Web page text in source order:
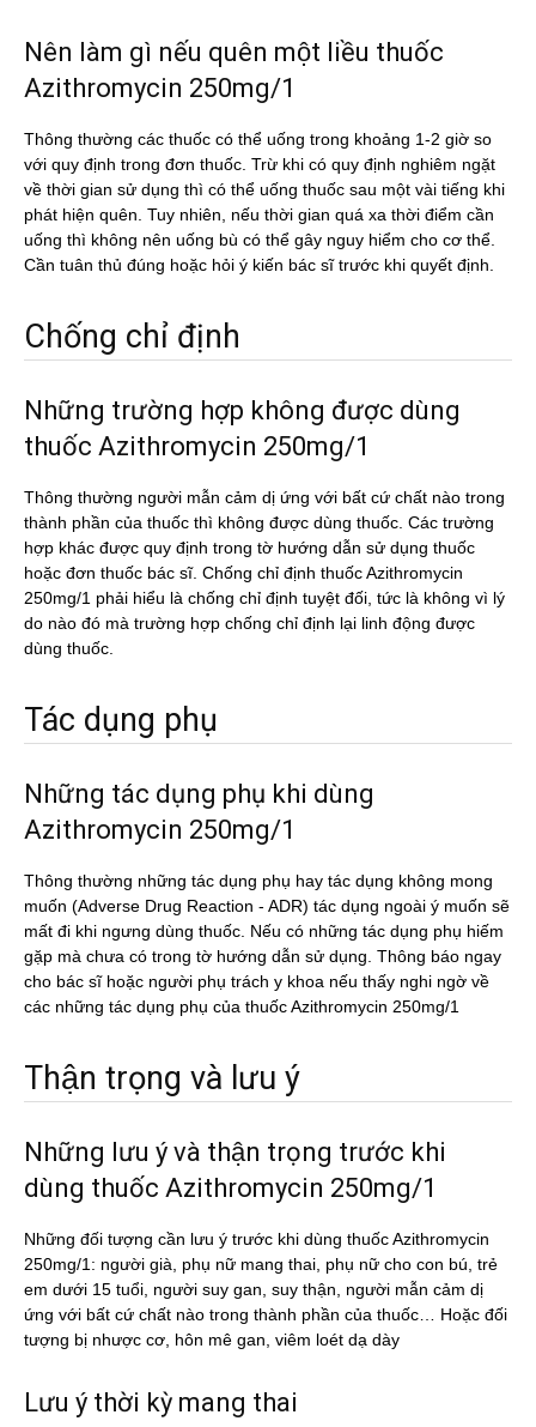
Nên làm gì nếu quên một liều thuốc
Azithromycin 250mg/1
Thông thường các thuốc có thể uống trong khoảng 1-2 giờ so
với quy định trong đơn thuốc. Trừ khi có quy định nghiêm ngặt
về thời gian sử dụng thì có thể uống thuốc sau một vài tiếng khi
phát hiện quên. Tuy nhiên, nếu thời gian quá xa thời điểm cần
uống thì không nên uống bù có thể gây nguy hiểm cho cơ thể.
Cần tuân thủ đúng hoặc hỏi ý kiến bác sĩ trước khi quyết định.
Chống chỉ định
Những trường hợp không được dùng
thuốc Azithromycin 250mg/1
Thông thường người mẫn cảm dị ứng với bất cứ chất nào trong
thành phần của thuốc thì không được dùng thuốc. Các trường
hợp khác được quy định trong tờ hướng dẫn sử dụng thuốc
hoặc đơn thuốc bác sĩ. Chống chỉ định thuốc Azithromycin
250mg/1 phải hiểu là chống chỉ định tuyệt đối, tức là không vì lý
do nào đó mà trường hợp chống chỉ định lại linh động được
dùng thuốc.
Tác dụng phụ
Những tác dụng phụ khi dùng
Azithromycin 250mg/1
Thông thường những tác dụng phụ hay tác dụng không mong
muốn (Adverse Drug Reaction - ADR) tác dụng ngoài ý muốn sẽ
mất đi khi ngưng dùng thuốc. Nếu có những tác dụng phụ hiếm
gặp mà chưa có trong tờ hướng dẫn sử dụng. Thông báo ngay
cho bác sĩ hoặc người phụ trách y khoa nếu thấy nghi ngờ về
các những tác dụng phụ của thuốc Azithromycin 250mg/1
Thận trọng và lưu ý
Những lưu ý và thận trọng trước khi
dùng thuốc Azithromycin 250mg/1
Những đối tượng cần lưu ý trước khi dùng thuốc Azithromycin
250mg/1: người già, phụ nữ mang thai, phụ nữ cho con bú, trẻ
em dưới 15 tuổi, người suy gan, suy thận, người mẫn cảm dị
ứng với bất cứ chất nào trong thành phần của thuốc… Hoặc đối
tượng bị nhược cơ, hôn mê gan, viêm loét dạ dày
Lưu ý thời kỳ mang thai